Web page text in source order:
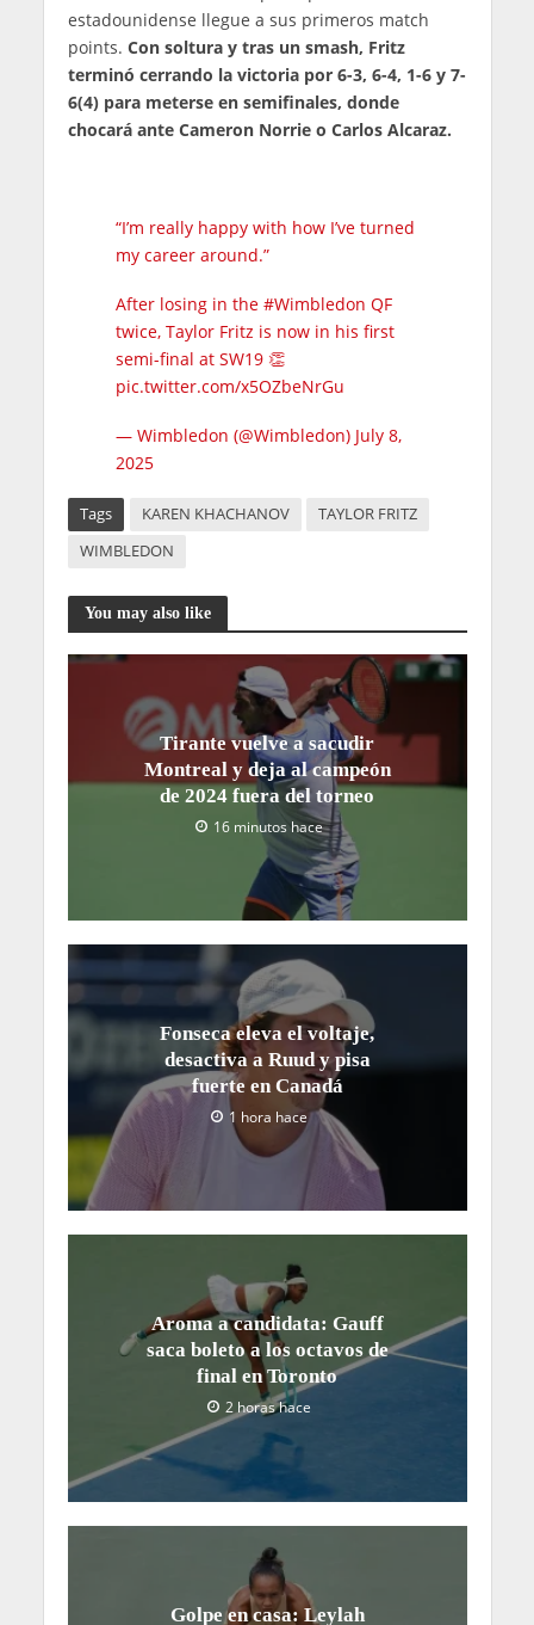
estadounidense llegue a sus primeros match
points. Con soltura y tras un smash, Fritz
terminó cerrando la victoria por 6-3, 6-4, 1-6 y 7-
6(4) para meterse en semifinales, donde
chocará ante Cameron Norrie o Carlos Alcaraz.
“I’m really happy with how I’ve turned
my career around.”
After losing in the #Wimbledon QF
twice, Taylor Fritz is now in his first
semi-final at SW19 👏
pic.twitter.com/x5OZbeNrGu
— Wimbledon (@Wimbledon) July 8,
2025
Tags KAREN KHACHANOV
TAYLOR FRITZ
WIMBLEDON
You may also like
Tirante vuelve a sacudir
Montreal y deja al campeón
de 2024 fuera del torneo
16 minutos hace
Fonseca eleva el voltaje,
desactiva a Ruud y pisa
fuerte en Canadá
1 hora hace
Aroma a candidata: Gauff
saca boleto a los octavos de
final en Toronto
2 horas hace
Golpe en casa: Leylah